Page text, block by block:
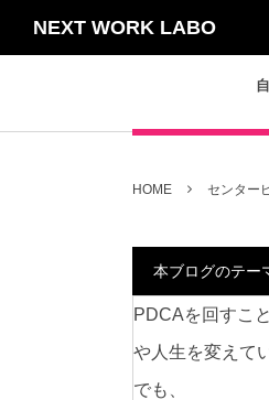
NEXT WORK LABO
HOME センター
本ブログのテー
PDCAを回すこ
や人生を変えて
でも、